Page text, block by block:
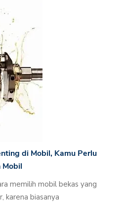
di Mobil, Kamu Perlu
Mobil
memilih mobil bekas yang
karena biasanya